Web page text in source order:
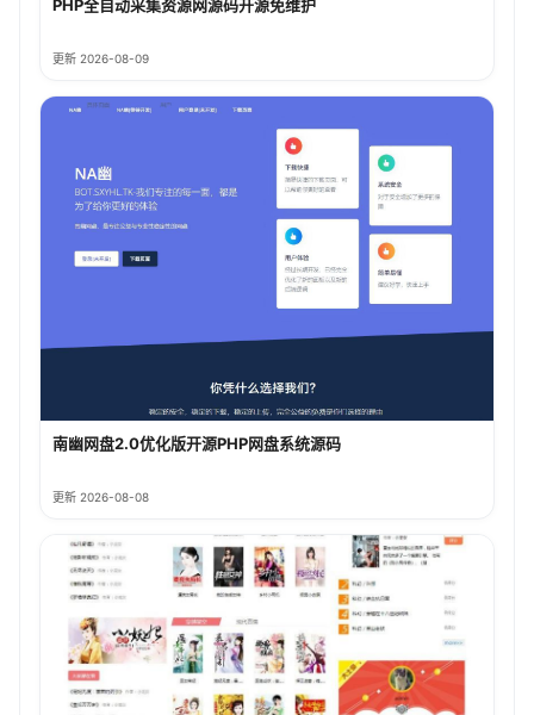
PHP全自动采集资源网源码开源免维护
更新 2026-08-09
南幽网盘2.0优化版开源PHP网盘系统源码
更新 2026-08-08